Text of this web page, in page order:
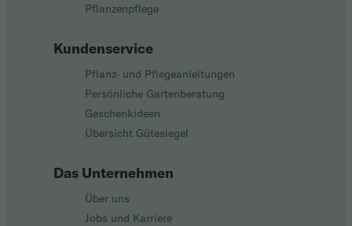
Pflanzenpflege
Kundenservice
Pflanz- und Pflegeanleitungen
Persönliche Gartenberatung
Geschenkideen
Übersicht Gütesiegel
Das Unternehmen
Über uns
Jobs und Karriere